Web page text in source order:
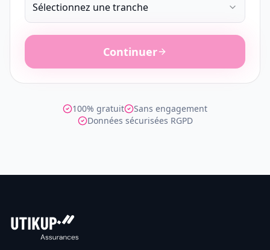
Sélectionnez une tranche
Continuer
100% gratuit
Sans engagement
Données sécurisées RGPD